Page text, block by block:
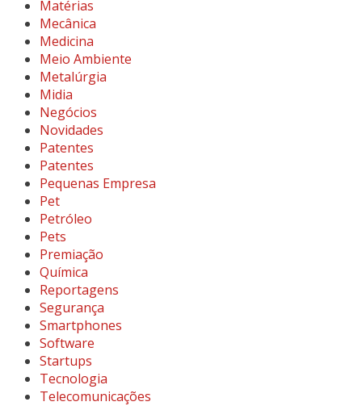
Matérias
Mecânica
Medicina
Meio Ambiente
Metalúrgia
Midia
Negócios
Novidades
Patentes
Patentes
Pequenas Empresa
Pet
Petróleo
Pets
Premiação
Química
Reportagens
Segurança
Smartphones
Software
Startups
Tecnologia
Telecomunicações